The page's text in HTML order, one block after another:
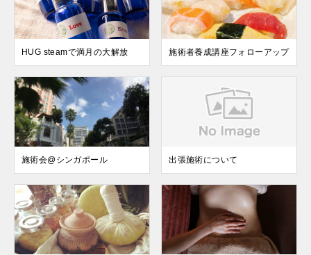
HUG steamで満月の大解放 施術者養成講座フォローアップ
施術会@シンガポール 出張施術について